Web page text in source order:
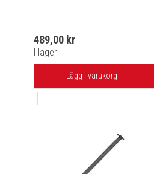
489,00 kr
I lager
Lägg i varukorg